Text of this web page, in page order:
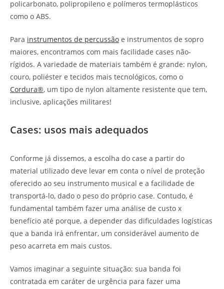
policarbonato, polipropileno e polímeros termoplásticos
como o ABS.
Para instrumentos de percussão e instrumentos de sopro
maiores, encontramos com mais facilidade cases não-
rígidos. A variedade de materiais também é grande: nylon,
couro, poliéster e tecidos mais tecnológicos, como o
Cordura®, um tipo de nylon altamente resistente que tem,
inclusive, aplicações militares!
Cases: usos mais adequados
Conforme já dissemos, a escolha do case a partir do
material utilizado deve levar em conta o nível de proteção
oferecido ao seu instrumento musical e a facilidade de
transportá-lo, dado o peso do próprio case. Contudo, é
fundamental também fazer uma análise de custo x
benefício até porque, a depender das dificuldades logísticas
que a banda irá enfrentar, um considerável aumento de
peso acarreta em mais custos.
Vamos imaginar a seguinte situação: sua banda foi
contratada em caráter de urgência para fazer uma